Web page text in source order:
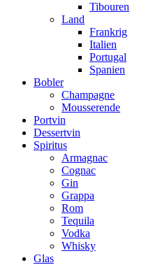
Tibouren
Land
Frankrig
Italien
Portugal
Spanien
Bobler
Champagne
Mousserende
Portvin
Dessertvin
Spiritus
Armagnac
Cognac
Gin
Grappa
Rom
Tequila
Vodka
Whisky
Glas